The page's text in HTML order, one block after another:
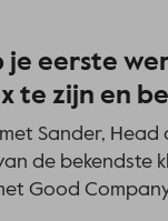
je eerste
te zijn en
Sander,
de bekendste
Good